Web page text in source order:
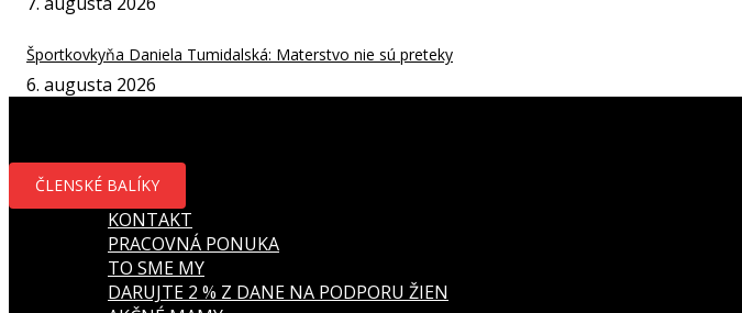
Športkovkyňa Daniela Tumidalská: Materstvo nie sú preteky
6. augusta 2026
ČLENSKÉ BALÍKY
KONTAKT
PRACOVNÁ PONUKA
TO SME MY
DARUJTE 2 % Z DANE NA PODPORU ŽIEN